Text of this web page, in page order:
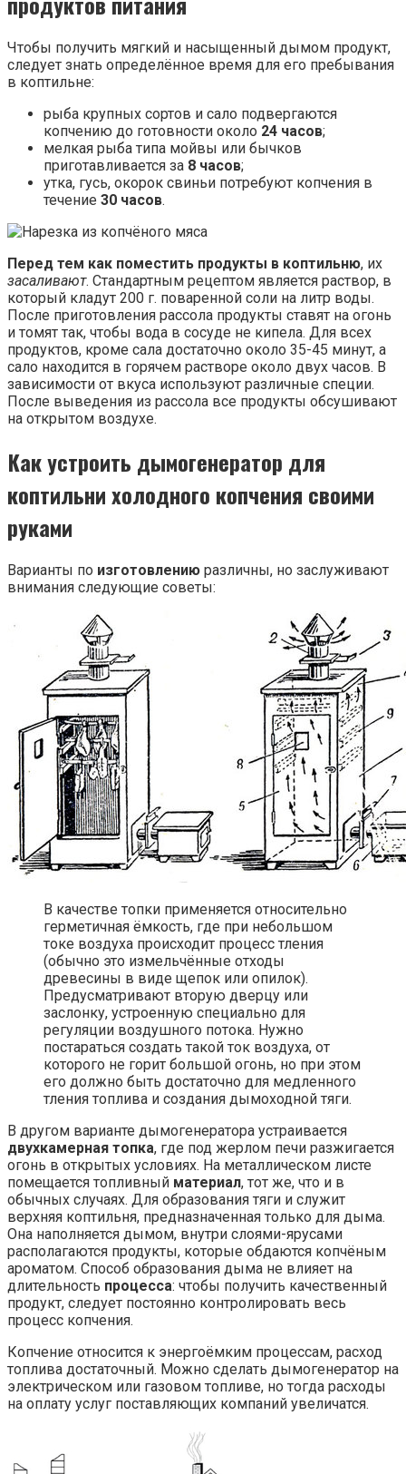
Чтобы получить мягкий и насыщенный дымом продукт,
следует знать определённое время для его пребывания
в коптильне:
рыба крупных сортов и сало подвергаются
копчению до готовности около 24 часов;
мелкая рыба типа мойвы или бычков
приготавливается за 8 часов;
утка, гусь, окорок свиньи потребуют копчения в
течение 30 часов.
Перед тем как поместить продукты в коптильню, их
засаливают. Стандартным рецептом является раствор, в
который кладут 200 г. поваренной соли на литр воды.
После приготовления рассола продукты ставят на огонь
и томят так, чтобы вода в сосуде не кипела. Для всех
продуктов, кроме сала достаточно около 35-45 минут, а
сало находится в горячем растворе около двух часов. В
зависимости от вкуса используют различные специи.
После выведения из рассола все продукты обсушивают
на открытом воздухе.
Как устроить дымогенератор для
коптильни холодного копчения своими
руками
Варианты по изготовлению различны, но заслуживают
внимания следующие советы:
В качестве топки применяется относительно
герметичная ёмкость, где при небольшом
токе воздуха происходит процесс тления
(обычно это измельчённые отходы
древесины в виде щепок или опилок).
Предусматривают вторую дверцу или
заслонку, устроенную специально для
регуляции воздушного потока. Нужно
постараться создать такой ток воздуха, от
которого не горит большой огонь, но при этом
его должно быть достаточно для медленного
тления топлива и создания дымоходной тяги.
В другом варианте дымогенератора устраивается
двухкамерная топка, где под жерлом печи разжигается
огонь в открытых условиях. На металлическом листе
помещается топливный материал, тот же, что и в
обычных случаях. Для образования тяги и служит
верхняя коптильня, предназначенная только для дыма.
Она наполняется дымом, внутри слоями-ярусами
располагаются продукты, которые обдаются копчёным
ароматом. Способ образования дыма не влияет на
длительность процесса: чтобы получить качественный
продукт, следует постоянно контролировать весь
процесс копчения.
Копчение относится к энергоёмким процессам, расход
топлива достаточный. Можно сделать дымогенератор на
электрическом или газовом топливе, но тогда расходы
на оплату услуг поставляющих компаний увеличатся.